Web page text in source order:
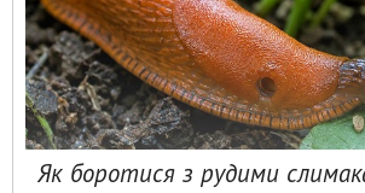
Як боротися з рудими